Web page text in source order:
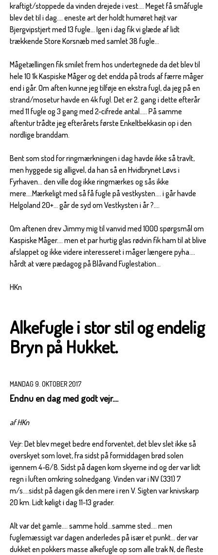
kraftigt/stoppede da vinden drejede i vest.... Meget få småfugle
blev det til i dag.... eneste art der holdt humøret højt var
Bjergvipstjert med 13 fugle... Igen i dag fik vi glæde af lidt
trækkende Store Korsnæb med samlet 38 fugle...
Mågetællingen fik smilet frem hos undertegnede da det blev til
hele 10 1k Kaspiske Måger og det endda på trods af færre måger
end i går. Om aften kunne jeg tilføje en ekstra fugl, da jeg på en
strand/mosetur havde en 4k fugl. Det er 2. gang i dette efterår
med 11 fugle og 3 gang med 2-cifrede antal..... På samme
aftentur trådte jeg efterårets første Enkeltbekkasin op i den
nordlige branddam.
Bent som stod for ringmærkningen i dag havde ikke så travlt,
men hyggede sig alligvel, da han så en Hvidbrynet Løvs i
Fyrhaven... den ville dog ikke ringmærkes og sås ikke
mere....Mærkeligt med så få fugle på vestkysten.... i går havde
Helgoland 20+... går de syd om Vestkysten i år ?....
Om aftenen drev Jimmy mig til vanvid med 1000 spørgsmål om
Kaspiske Måger.... men et par hurtig glas rødvin fik ham til at blive
afslappet og ikke videre interesseret i måger længere pyha....
hårdt at være pædagog på Blåvand Fuglestation...
HKn
Alkefugle i stor stil og endelig
Bryn på Hukket.
MANDAG 9. OKTOBER 2017
Endnu en dag med godt vejr....
af HKn
Vejr: Det blev meget bedre end forventet, det blev slet ikke så
overskyet som lovet, fra sidst på formiddagen brød solen
igennem 4-6/8. Sidst på dagen kom skyerne ind og der var lidt
regn i luften omkring solnedgang. Vinden var i NV (331) 7
m/s....sidst på dagen gik den mere i ren V. Sigten var knivskarp
20 km. Lidt køligt i dag 11-13 grader.
Alt var det gamle.... samme hold...samme sted.... men
fuglemæssigt var dagen anderledes på især et punkt... der var
dukket en pokkers masse alkefugle op som alle trak N, de fleste